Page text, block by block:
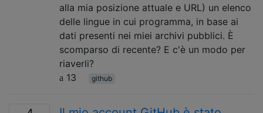
alla mia posizione attuale e URL) un elenco
delle lingue in cui programma, in base ai
dati presenti nei miei archivi pubblici. È
scomparso di recente? E c'è un modo per
riaverli?
13
github